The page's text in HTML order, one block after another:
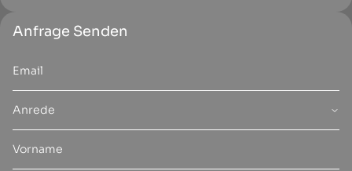
Anfrage Senden
Anrede